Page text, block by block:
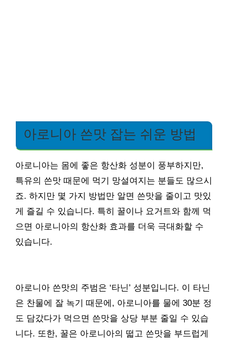
아로니아 쓴맛 잡는 쉬운 방법
아로니아는 몸에 좋은 항산화 성분이 풍부하지만,
특유의 쓴맛 때문에 먹기 망설여지는 분들도 많으시
죠. 하지만 몇 가지 방법만 알면 쓴맛을 줄이고 맛있
게 즐길 수 있습니다. 특히 꿀이나 요거트와 함께 먹
으면 아로니아의 항산화 효과를 더욱 극대화할 수
있습니다.
아로니아 쓴맛의 주범은 ‘타닌’ 성분입니다. 이 타닌
은 찬물에 잘 녹기 때문에, 아로니아를 물에 30분 정
도 담갔다가 먹으면 쓴맛을 상당 부분 줄일 수 있습
니다. 또한, 꿀은 아로니아의 떫고 쓴맛을 부드럽게